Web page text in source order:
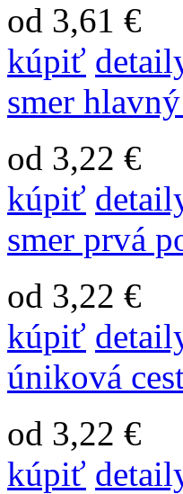
od 3,61 €
kúpiť
smer
od 3,22 €
kúpiť
smer prvá
od 3,22 €
kúpiť
úniková
od 3,22 €
kúpiť